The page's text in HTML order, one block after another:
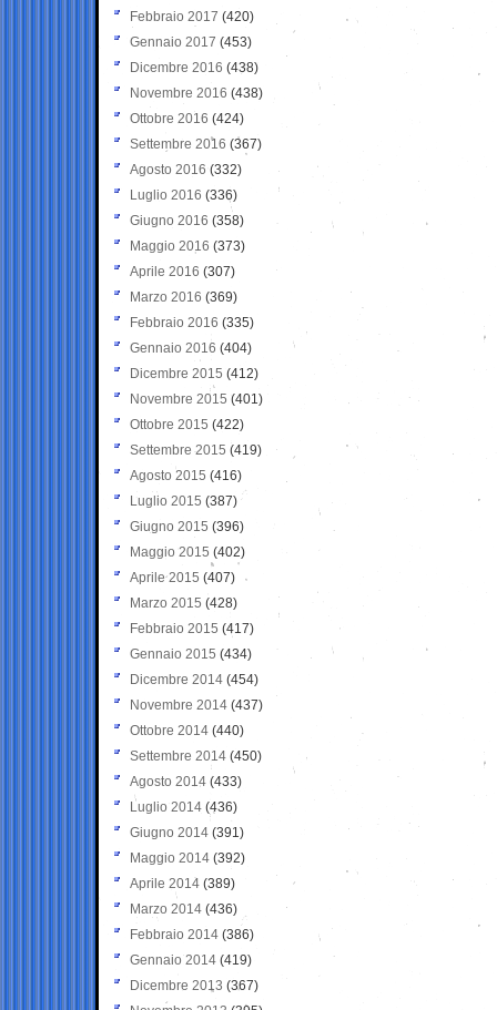
Febbraio 2017 (420)
Gennaio 2017 (453)
Dicembre 2016 (438)
Novembre 2016 (438)
Ottobre 2016 (424)
Settembre 2016 (367)
Agosto 2016 (332)
Luglio 2016 (336)
Giugno 2016 (358)
Maggio 2016 (373)
Aprile 2016 (307)
Marzo 2016 (369)
Febbraio 2016 (335)
Gennaio 2016 (404)
Dicembre 2015 (412)
Novembre 2015 (401)
Ottobre 2015 (422)
Settembre 2015 (419)
Agosto 2015 (416)
Luglio 2015 (387)
Giugno 2015 (396)
Maggio 2015 (402)
Aprile 2015 (407)
Marzo 2015 (428)
Febbraio 2015 (417)
Gennaio 2015 (434)
Dicembre 2014 (454)
Novembre 2014 (437)
Ottobre 2014 (440)
Settembre 2014 (450)
Agosto 2014 (433)
Luglio 2014 (436)
Giugno 2014 (391)
Maggio 2014 (392)
Aprile 2014 (389)
Marzo 2014 (436)
Febbraio 2014 (386)
Gennaio 2014 (419)
Dicembre 2013 (367)